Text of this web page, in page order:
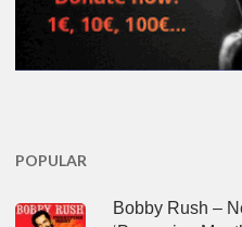
POPULAR
Bobby Rush –